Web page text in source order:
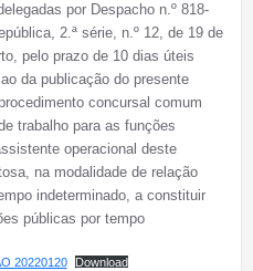
por Despacho n.º 818-
2.ª série, n.º 12, de 19 de
pelo prazo de 10 dias úteis
da publicação do presente
concursal comum
trabalho para as funções
operacional deste
na modalidade de relação
indeterminado, a constituir
públicas por tempo
20220120
Download